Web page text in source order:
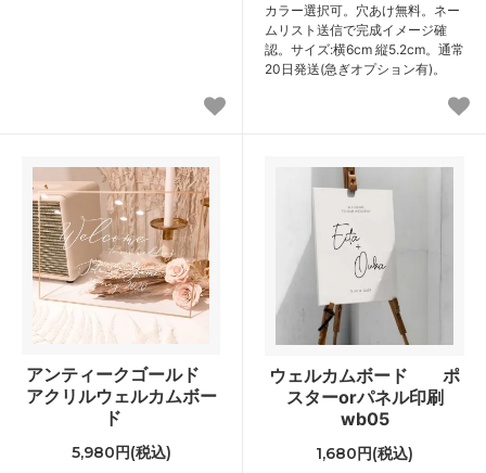
カラー選択可。穴あけ無料。ネー
ムリスト送信で完成イメージ確
認。サイズ:横6cm 縦5.2cm。通常
20日発送(急ぎオプション有)。
アンティークゴールド
アクリルウェルカムボー
ド
5,980円(税込)
ウェルカムボード ポ
スターorパネル印刷
wb05
1,680円(税込)